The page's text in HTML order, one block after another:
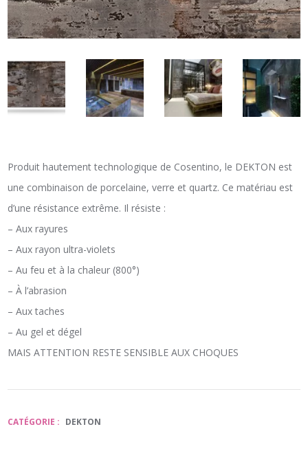
Produit hautement technologique de Cosentino, le DEKTON est
une combinaison de porcelaine, verre et quartz. Ce matériau est
d’une résistance extrême. Il résiste :
– Aux rayures
– Aux rayon ultra-violets
– Au feu et à la chaleur (800°)
– À l’abrasion
– Aux taches
– Au gel et dégel
MAIS ATTENTION RESTE SENSIBLE AUX CHOQUES
CATÉGORIE : DEKTON